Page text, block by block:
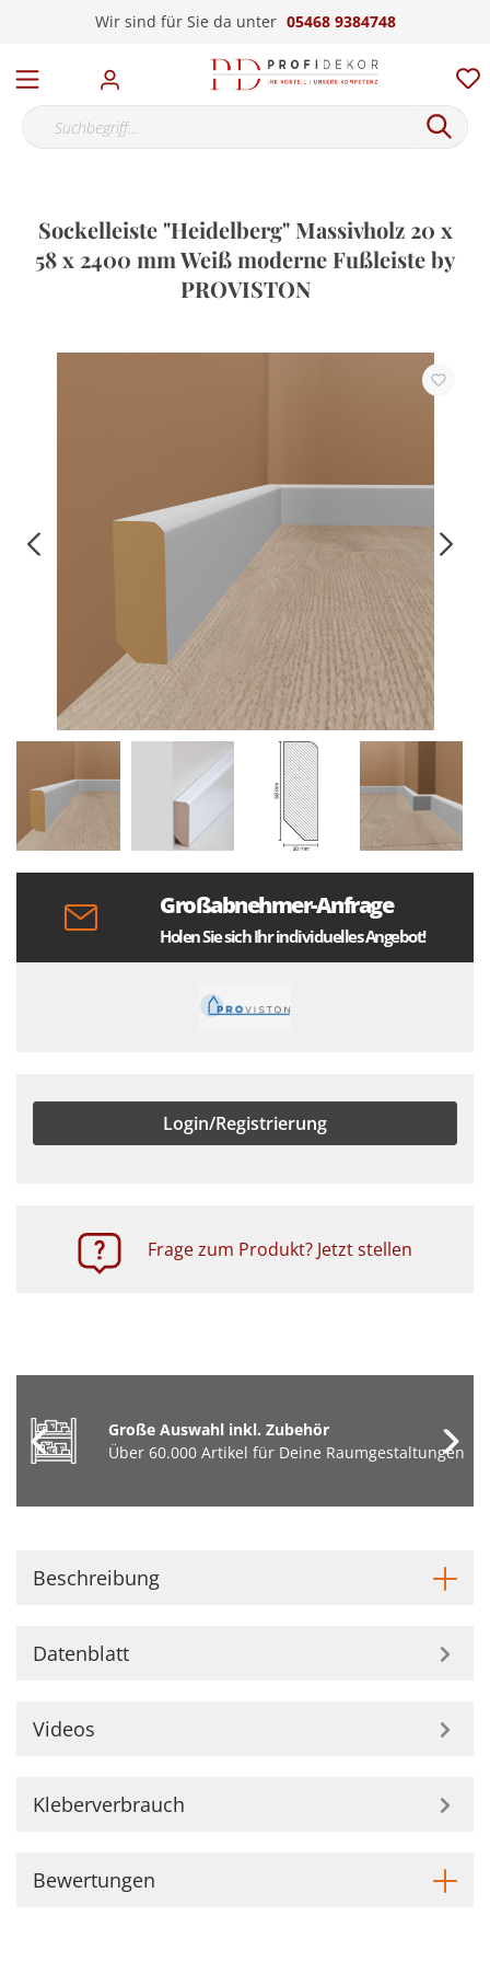
Wir sind für Sie da unter 05468 9384748
Sockelleiste "Heidelberg" Massivholz 20 x
58 x 2400 mm Weiß moderne Fußleiste by
PROVISTON
Großabnehmer-Anfrage
Holen Sie sich Ihr individuelles Angebot!
Login/Registrierung
Frage zum Produkt? Jetzt stellen
Große Auswahl inkl. Zubehör
Über 60.000 Artikel für Deine Raumgestaltungen
Beschreibung
Datenblatt
Videos
Kleberverbrauch
Bewertungen